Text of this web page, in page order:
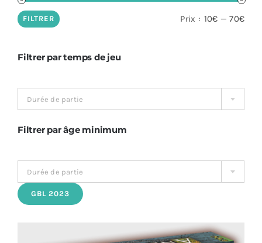
Solo
Ma ludothèque idéale
Prix
Prix
FILTRER Prix : 10€ —70€
Filtrer par temps de jeu
Durée de partie
Filtrer par âge minimum
Durée de partie
GBL 2023